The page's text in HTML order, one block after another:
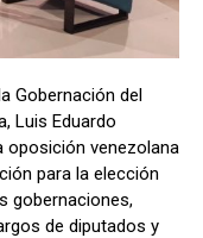
Gobernación del
Luis Eduardo
oposición venezolana
para la elección
gobernaciones,
de diputados y